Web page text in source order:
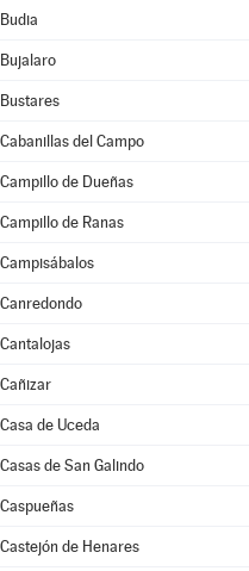
Budia
Bujalaro
Bustares
Cabanillas del Campo
Campillo de Dueñas
Campillo de Ranas
Campisábalos
Canredondo
Cantalojas
Cañizar
Casa de Uceda
Casas de San Galindo
Caspueñas
Castejón de Henares